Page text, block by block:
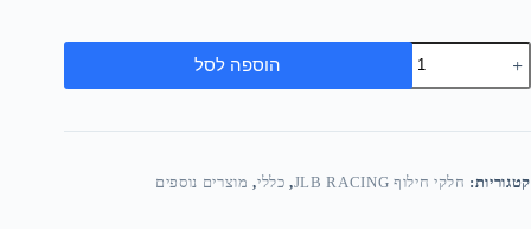
הוספה לסל
קטגוריות: חלקי חילוף JLB RACING , כללי, מוצרים נוספים